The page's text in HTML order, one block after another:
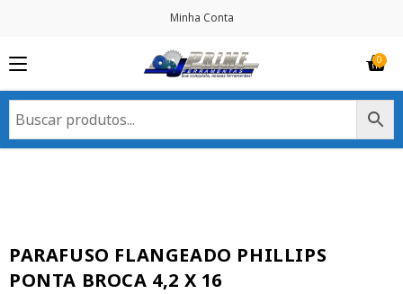
Minha Conta
PARAFUSO FLANGEADO PHILLIPS
PONTA BROCA 4,2 X 16